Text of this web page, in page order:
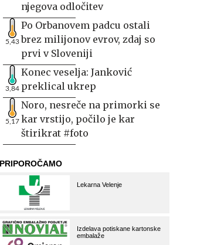
njegova odločitev
5,43
Po Orbanovem padcu ostali
brez milijonov evrov, zdaj so
prvi v Sloveniji
3,84
Konec veselja: Janković
preklical ukrep
5,17
Noro, nesreče na primorki se
kar vrstijo, počilo je kar
štirikrat #foto